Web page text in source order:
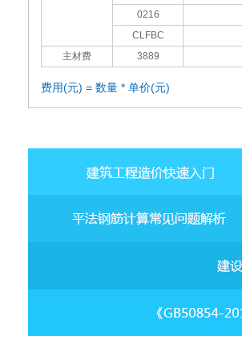
0216
CLFBC
主材费
3889
费用(元) = 数量 * 单价(元)